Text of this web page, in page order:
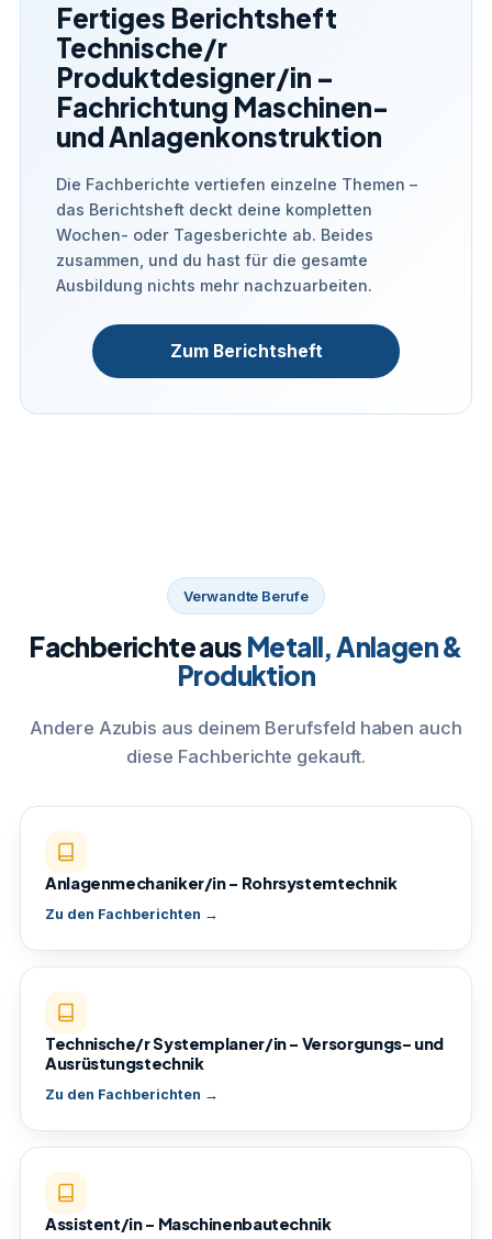
Fertiges Berichtsheft
Technische/r
Produktdesigner/in –
Fachrichtung Maschinen-
und Anlagenkonstruktion
Die Fachberichte vertiefen einzelne Themen –
das Berichtsheft deckt deine kompletten
Wochen- oder Tagesberichte ab. Beides
zusammen, und du hast für die gesamte
Ausbildung nichts mehr nachzuarbeiten.
Zum Berichtsheft
Verwandte Berufe
Fachberichte aus Metall, Anlagen &
Produktion
Andere Azubis aus deinem Berufsfeld haben auch
diese Fachberichte gekauft.
Anlagenmechaniker/in – Rohrsystemtechnik
Zu den Fachberichten →
Technische/r Systemplaner/in – Versorgungs- und
Ausrüstungstechnik
Zu den Fachberichten →
Assistent/in – Maschinenbautechnik